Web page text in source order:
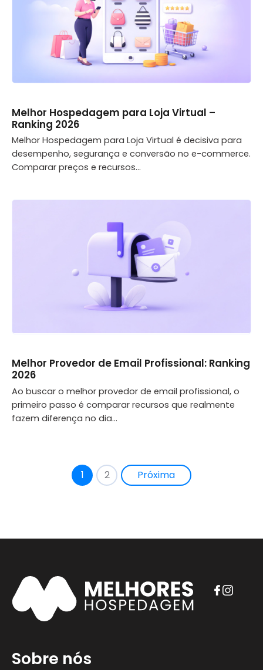
Melhor Hospedagem para Loja Virtual –
Ranking 2026
Melhor Hospedagem para Loja Virtual é decisiva para
desempenho, segurança e conversão no e-commerce.
Comparar preços e recursos...
Melhor Provedor de Email Profissional: Ranking
2026
Ao buscar o melhor provedor de email profissional, o
primeiro passo é comparar recursos que realmente
fazem diferença no dia...
1 2
Próxima
página
F I
Sobre nós